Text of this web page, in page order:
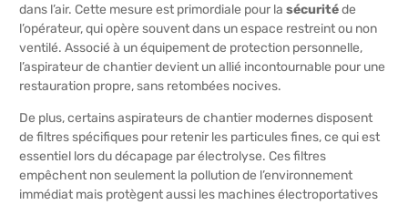
dans l’air. Cette mesure est primordiale pour la sécuritéde
l’opérateur, qui opère souvent dans un espace restreint ou non
ventilé. Associé à un équipement de protection personnelle,
l’aspirateur de chantier devient un allié incontournable pour une
restauration propre, sans retombées nocives.
De plus, certains aspirateurs de chantier modernes disposent
de filtres spécifiques pour retenir les particules fines, ce qui est
essentiel lors du décapage par électrolyse. Ces filtres
empêchent non seulement la pollution de l’environnement
immédiat mais protègent aussi les machines électroportatives